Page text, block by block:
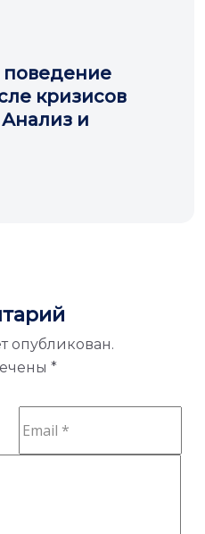
поведение
кризисов
и
опубликован.
*